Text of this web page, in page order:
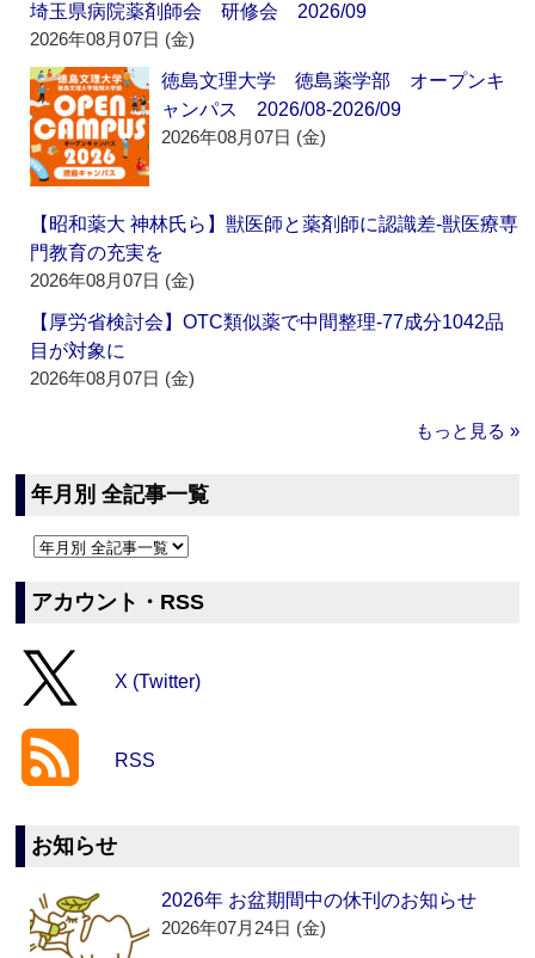
埼玉県病院薬剤師会 研修会 2026/09
2026年08月07日 (金)
徳島文理大学 徳島薬学部 オープンキ
ャンパス 2026/08-2026/09
2026年08月07日 (金)
【昭和薬大 神林氏ら】獣医師と薬剤師に認識差‐獣医療専
門教育の充実を
2026年08月07日 (金)
【厚労省検討会】OTC類似薬で中間整理‐77成分1042品
目が対象に
2026年08月07日 (金)
もっと見る »
年月別 全記事一覧
アカウント・RSS
X (Twitter)
RSS
お知らせ
2026年 お盆期間中の休刊のお知らせ
2026年07月24日 (金)